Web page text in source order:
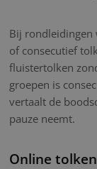
Bij rondleidingen
of consecutief
fluistertolken
groepen is
vertaalt de
pauze neemt.
Online tolken